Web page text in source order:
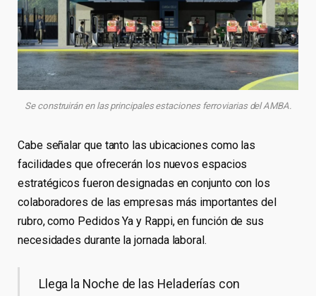
Se construirán en las principales estaciones ferroviarias del AMBA.
Cabe señalar que tanto las ubicaciones como las
facilidades que ofrecerán los nuevos espacios
estratégicos fueron designadas en conjunto con los
colaboradores de las empresas más importantes del
rubro, como Pedidos Ya y Rappi, en función de sus
necesidades durante la jornada laboral.
Llega la Noche de las Heladerías con